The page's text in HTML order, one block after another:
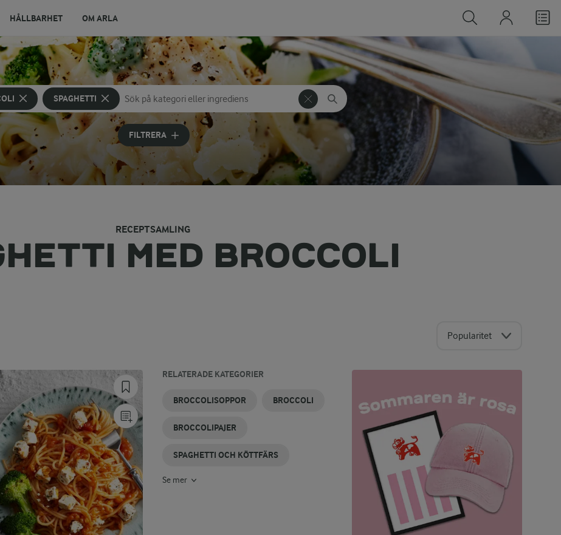
HÅLLBARHET OM ARLA
SPAGHETTI
Sök på kategori eller ingrediens
Skriv in sökord för att få förslag
FILTRERA
RECEPTSAMLING
MED BROCCOLI
Popularitet
RELATERADE KATEGORIER
BROCCOLISOPPOR BROCCOLI
BROCCOLIPAJER
SPAGHETTI OCH KÖTTFÄRS
BROCCOLIGRATÄNGER
BROCCOLI
I UGN
SPAGHETTI
BROCCOLIPASTA
BROCCOLIBIFF
STEKT
BROCCOLI
Se mer